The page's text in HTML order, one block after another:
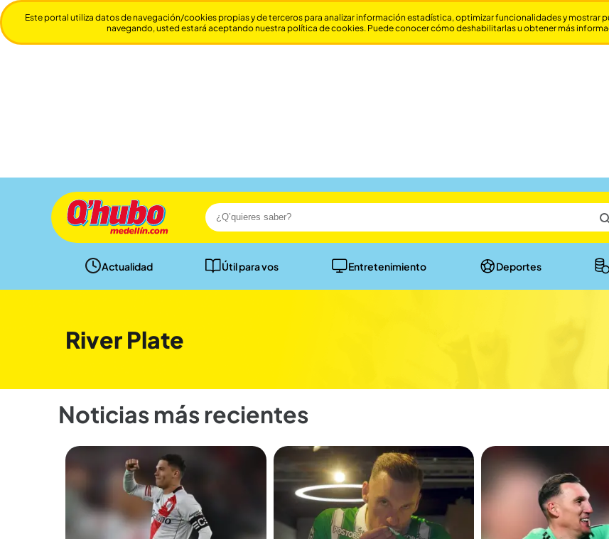
Actualidad Útil para vos Entretenimiento Deportes
River Plate
Noticias más recientes
Este portal utiliza datos de navegación/cookies propias y de terceros para analizar información estadística, optimizar funcionalidades y mostrar
navegando, usted estará aceptando nuestra política de cookies. Puede conocer cómo deshabilitarlas u obtener más